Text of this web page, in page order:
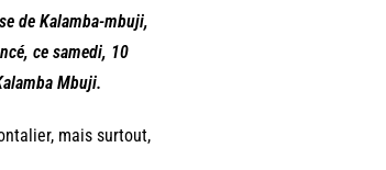
de Kalamba-mbuji,
ce samedi, 10
Mbuji.
mais surtout,